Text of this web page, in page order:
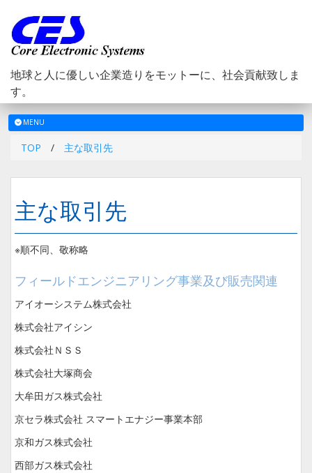
地球と人に優しい企業造りをモットーに、社会貢献致しま
す。
メ
ニ
MENU
TOP / 主な取引先
主な取引先
※順不同、敬称略
フィールドエンジニアリング事業及び販売関連
アイオーシステム株式会社
株式会社アイシン
株式会社ＮＳＳ
株式会社大塚商会
大牟田ガス株式会社
京セラ株式会社 スマートエナジー事業本部
京和ガス株式会社
西部ガス株式会社